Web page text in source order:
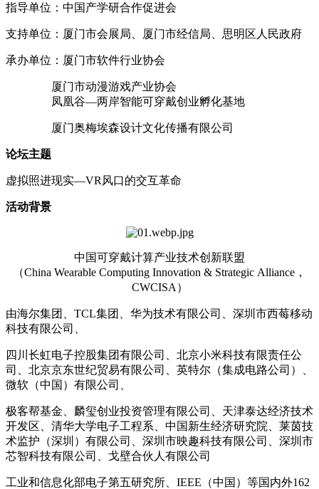
指导单位：中国产学研合作促进会
支持单位：厦门市会展局、厦门市经信局、思明区人民政府
承办单位：厦门市软件行业协会
厦门市动漫游戏产业协会
凤凰谷—两岸智能可穿戴创业孵化基地
厦门奥梅埃森设计文化传播有限公司
论坛主题
虚拟照进现实—VR风口的交互革命
活动背景
中国可穿戴计算产业技术创新联盟
（China Wearable Computing Innovation & Strategic Alliance，
CWCISA）
由海尔集团、TCL集团、华为技术有限公司、深圳市西莓移动
科技有限公司、
四川长虹电子控股集团有限公司、北京小米科技有限责任公
司、北京京东世纪贸易有限公司、英特尔（集成电路公司）、
微软（中国）有限公司、
极客帮基金、麟玺创业投资管理有限公司、天津泰达经济技术
开发区、清华大学电子工程系、中国新生经济研究院、莱茵技
术监护（深圳）有限公司、深圳市映趣科技有限公司、深圳市
芯智科技有限公司、戈壁合伙人有限公司
工业和信息化部电子第五研究所、IEEE（中国）等国内外162